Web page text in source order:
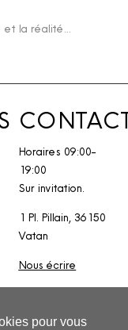
et la réalité…
Horaires 09:00-
19:00
Sur invitation.
1 Pl. Pillain, 36150
Vatan
Nous écrire
YOUTUBE
pour vous